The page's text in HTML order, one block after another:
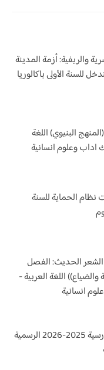
أزمة المدينة
للسنة الأولى باكالوريا
البنيوي) اللغة
اداب وعلوم انسانية
الحماية للسنة
الحديث: الفصل
اللغة العربية -
انسانية
لائحة العطل المدرسية 2025-2026 الرسمية